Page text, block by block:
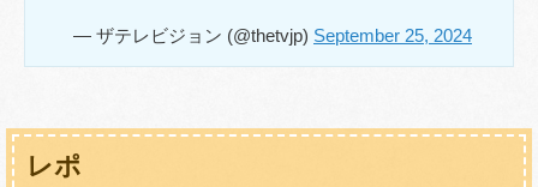
— ザテレビジョン (@thetvjp) September 25, 2024
レポ